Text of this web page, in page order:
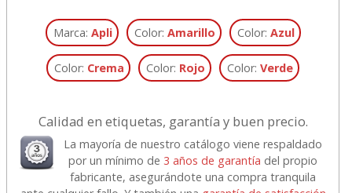
Marca: Apli Color: Amarillo Color: Azul
Color: Crema Color: Rojo Color:Verde
Calidad en etiquetas, garantía y buen precio.
La mayoría de nuestro catálogo viene respaldado
por un mínimo de 3 años de garantía del propio
fabricante, asegurándote una compra tranquila